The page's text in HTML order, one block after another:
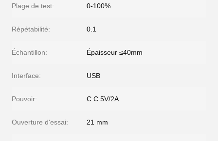
Plage de test: 0-100%
Répétabilité: 0.1
Échantillon: Épaisseur ≤40mm
Interface: USB
Pouvoir: C.C 5V/2A
Ouverture d'essai: 21 mm